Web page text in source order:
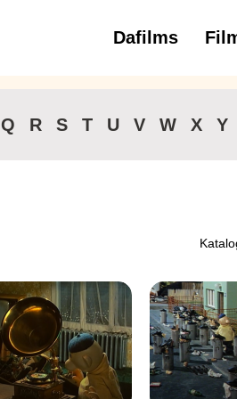
Dafilms 3
Q R S T U V W X Y